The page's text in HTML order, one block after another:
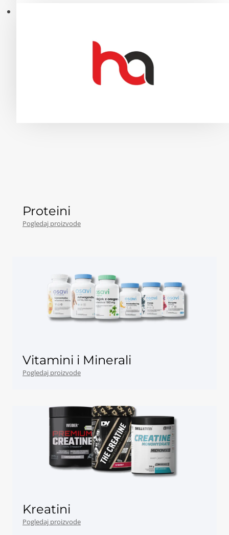
Proteini
Pogledaj proizvode
Vitamini i Minerali
Pogledaj proizvode
Kreatini
Pogledaj proizvode